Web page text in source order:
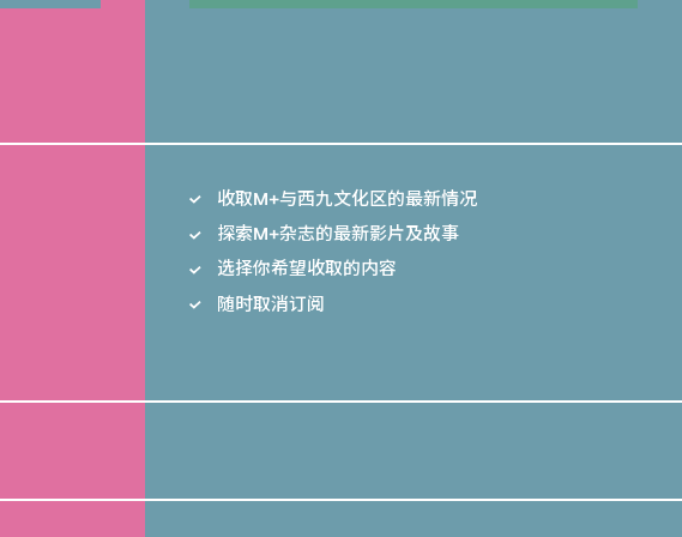
收取M+与西九文化区的最新情况
探索M+杂志的最新影片及故事
选择你希望收取的内容
随时取消订阅